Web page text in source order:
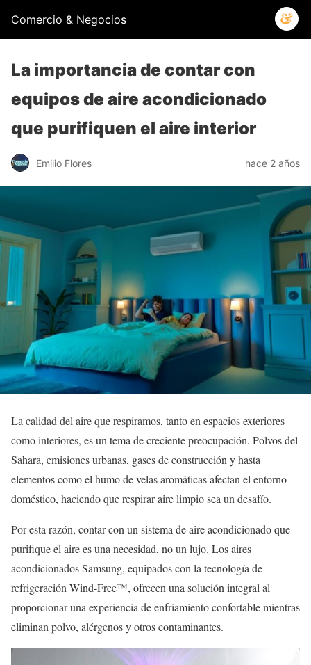
Comercio & Negocios
La importancia de contar con
equipos de aire acondicionado
que purifiquen el aire interior
Emilio Flores hace 2 años
La calidad del aire que respiramos, tanto en espacios exteriores
como interiores, es un tema de creciente preocupación. Polvos del
Sahara, emisiones urbanas, gases de construcción y hasta
elementos como el humo de velas aromáticas afectan el entorno
doméstico, haciendo que respirar aire limpio sea un desafío.
Por esta razón, contar con un sistema de aire acondicionado que
purifique el aire es una necesidad, no un lujo. Los aires
acondicionados Samsung, equipados con la tecnología de
refrigeración Wind-Free™, ofrecen una solución integral al
proporcionar una experiencia de enfriamiento confortable mientras
eliminan polvo, alérgenos y otros contaminantes.